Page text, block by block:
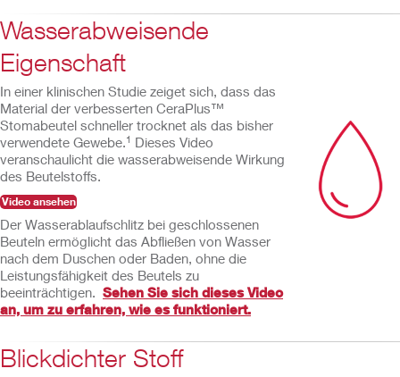
Wasserabweisende
Eigenschaft
In einer klinischen Studie zeiget sich, dass das
Material der verbesserten CeraPlus™
Stomabeutel schneller trocknet als das bisher
verwendete Gewebe. 1 Dieses Video
veranschaulicht die wasserabweisende Wirkung
des Beutelstoffs.
Video ansehen
Der Wasserablaufschlitz bei geschlossenen
Beuteln ermöglicht das Abfließen von Wasser
nach dem Duschen oder Baden, ohne die
Leistungsfähigkeit des Beutels zu
beeinträchtigen. Sehen Sie sich dieses Video
an, um zu erfahren, wie es funktioniert.
Blickdichter Stoff